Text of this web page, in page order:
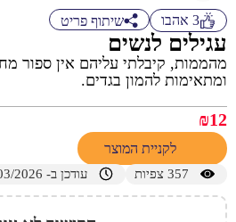
3 אהבו שיתוף פריט
עגילים לנשים
מהממות, קיבלתי עליהם אין ספור
ומתאימות להמון בגדים.
₪12
לקניית המוצר
357 צפיות עודכן ב- 04/03/2026